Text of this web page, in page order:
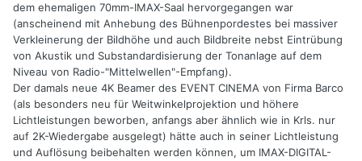
dem ehemaligen 70mm-IMAX-Saal hervorgegangen war
(anscheinend mit Anhebung des Bühnenpordestes bei massiver
Verkleinerung der Bildhöhe und auch Bildbreite nebst Eintrübung
von Akustik und Substandardisierung der Tonanlage auf dem
Niveau von Radio-"Mittelwellen"-Empfang).
Der damals neue 4K Beamer des EVENT CINEMA von Firma Barco
(als besonders neu für Weitwinkelprojektion und höhere
Lichtleistungen beworben, anfangs aber ähnlich wie in Krls. nur
auf 2K-Wiedergabe ausgelegt) hätte auch in seiner Lichtleistung
und Auflösung beibehalten werden können, um IMAX-DIGITAL-